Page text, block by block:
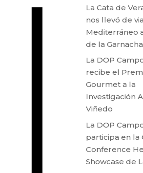
La Cata de
nos llevó de
Mediterráneo
de la Garnacha
La DOP
recibe el
Gourmet a la
Investigación
Viñedo
La DOP
participa en la
Conference
Showcase de